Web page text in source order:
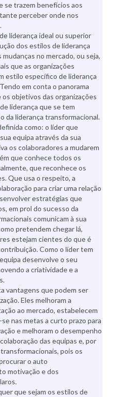
se trazem benefícios aos
perceber onde nos
liderança ideal ou superior
dos estilos de liderança
no mercado, ou seja,
que as organizações
estilo específico de liderança
em conta o panorama
objetivos das organizações
liderança que se tem
da liderança transformacional.
como: o líder que
equipa através da sua
os colaboradores a mudarem
que conhece todos os
que reconhece os
Que usa o respeito, a
para criar uma relação
estratégias que
em prol do sucesso da
comunicam à sua
pretendem chegar lá,
estejam cientes do que é
Como o líder tem
desenvolve o seu
a criatividade e a
vantagens que podem ser
Eles melhoram a
ao mercado, estabelecem
nas metas a curto prazo para
e melhoram o desempenho
das equipas e, por
pois os
o auto
motivação e dos
que sejam os estilos de